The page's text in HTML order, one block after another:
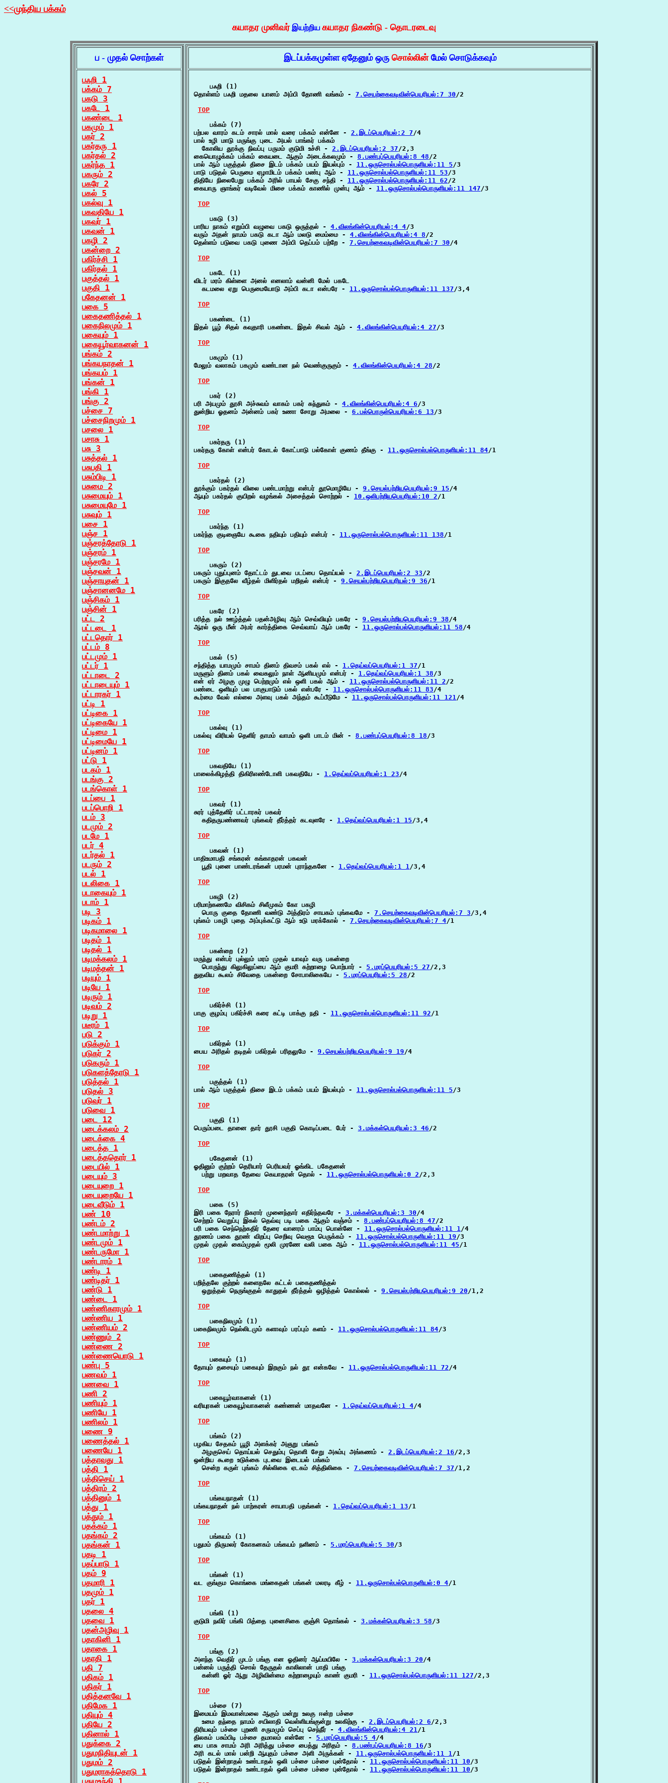
<<முந்திய பக்கம்
கயாதர முனிவர் இயற்றிய கயாதர நிகண்டு - தொடரடைவு
ப - முதல் சொற்கள்
பஃறி 1
பக்கம் 7
பகடு 3
பகடே 1
பகண்டை 1
பகமும் 1
பகர் 2
பகர்தரு 1
பகர்தல் 2
பகர்ந்த 1
பகரும் 2
பகரே 2
பகல் 5
பகல்வு 1
பகவதியே 1
பகவர் 1
பகவன் 1
பகழி 2
பகன்றை 2
பகிர்ச்சி 1
பகிர்தல் 1
பகுத்தல் 1
பகுதி 1
பகேதனன் 1
பகை 5
பகைதணித்தல் 1
பகைநிலமும் 1
பகையும் 1
பகையூர்வாகனன் 1
பங்கம் 2
பங்கயநாதன் 1
பங்கயம் 1
பங்கன் 1
பங்கி 1
பங்கு 2
பச்சை 7
பச்சைநிறமும் 1
பசலை 1
பசாசு 1
பசு 3
பசுத்தல் 1
பசுபதி 1
பசும்பிடி 1
பசுமை 2
பசுமையும் 1
பசுமையுமே 1
பசுவும் 1
பசை 1
பஞ்ச 1
பஞ்சரத்தோடு 1
பஞ்சரம் 1
பஞ்சரமே 1
பஞ்சவன் 1
பஞ்சாயுதன் 1
பஞ்சானனமே 1
பஞ்சிகம் 1
பஞ்சின் 1
பட்ட 2
பட்டடை 1
பட்டதொர் 1
பட்டம் 8
பட்டமும் 1
பட்டர் 1
பட்டாடை 2
பட்டாடையும் 1
பட்டாரகர் 1
பட்டி 1
பட்டிகை 1
பட்டிகையே 1
பட்டிமை 1
பட்டிமையே 1
பட்டினம் 1
பட்டு 1
படகம் 1
படங்கு 2
படங்கொள் 1
படப்பை 1
படப்பொறி 1
படம் 3
படமும் 2
படமே 1
படர் 4
படர்தல் 1
படரும் 2
படல் 1
படலிகை 1
படாகையும் 1
படாம் 1
படி 3
படிகம் 1
படிகமாலை 1
படிதம் 1
படிதல் 1
படிமக்கலம் 1
படிமத்தன் 1
படியும் 1
படியே 1
படிரும் 1
படிவம் 2
படிறு 1
படீரம் 1
படு 2
படுக்கும் 1
படுகர் 2
படுகரும் 1
படுகளத்தோடு 1
படுத்தல் 1
படுதல் 3
படுவர் 1
படுவை 1
படை 12
படைக்கலம் 2
படைக்கை 4
படைத்த 1
படைத்ததொர் 1
படையில் 1
படையும் 3
படையுறை 1
படையுறையே 1
படைவீடும் 1
பண் 10
பண்டம் 2
பண்டமாற்று 1
பண்டமும் 1
பண்டருமோ 1
பண்டாரம் 1
பண்டி 1
பண்டிதர் 1
பண்டு 1
பண்டை 1
பண்ணிகாரமும் 1
பண்ணிய 1
பண்ணியம் 2
பண்ணும் 2
பண்ணை 2
பண்ணையொடு 1
பண்பு 5
பணவம் 1
பணவை 1
பணி 2
பணியும் 1
பணியே 1
பணிலம் 1
பணை 9
பணைத்தல் 1
பணையே 1
பத்தாவது 1
பத்தி 1
பத்திசெய் 1
பத்திரம் 2
பத்தினும் 1
பத்து 1
பத்தும் 1
பதக்கம் 1
பதங்கம் 2
பதங்கன் 1
பதடி 1
பதப்பாடு 1
பதம் 9
பதமாரி 1
பதமும் 1
பதர் 1
பதலை 4
பதவை 1
பதன்அழிவு 1
பதாகினி 1
பதாகை 1
பதாதி 1
பதி 7
பதிகம் 1
பதிகர் 1
பதித்தனவே 1
பதிமேக 1
பதியும் 4
பதியே 2
பதினால் 1
பதுக்கை 2
பதுமநிதியுடன் 1
பதுமம் 2
பதுமராகத்தொடு 1
இடப்பக்கமுள்ள ஏதேனும் ஒரு சொல்லின் மேல் சொடுக்கவும்
    பஃறி (1)
தொள்ளம் பஃறி மதலை யானம் அம்பி தோணி வங்கம் - 7.செயற்கைவடிவின்பெயரியல்:7 30/2
TOP
    பக்கம் (7)
பற்பல வாரம் கடம் சாரல் மால் வரை பக்கம் என்னே - 2.இடப்பெயரியல்:2 7/4
பால் உழி மாடு மருங்கு புடை அயல் பாங்கர் பக்கம்
  கோலிய தூக்கு நிவப்பு பருமம் குடுமி உச்சி -
2.இடப்பெயரியல்:2 37/2,3
கையொழுக்கம் பக்கம் கையடை ஆகும் அடைக்கலமும் - 8.பண்புப்பெயரியல்:8 48/2
பால் ஆம் பகுத்தல் திசை இடம் பக்கம் பயம் இயல்பும் - 11.ஒருசொல்பல்பொருளியல்:11 5/3
பாடு படுதல் பெருமை ஏழாமிடம் பக்கம் பண்பு ஆம் - 11.ஒருசொல்பல்பொருளியல்:11 53/3
திதியே நிலைபேறு பக்கம் அரில் பாயல் சேகு சந்தி - 11.ஒருசொல்பல்பொருளியல்:11 62/2
கையாரு ஞாங்கர் வடிவேல் மிசை பக்கம் காணில் முன்பு ஆம் - 11.ஒருசொல்பல்பொருளியல்:11 147/3
TOP
    பகடு (3)
பாரிய நாகம் எறும்பி வழுவை பகடு ஒருத்தல் - 4.விலங்கின்பெயரியல்:4 4/3
வரும் அதன் நாமம் பகடு கடா ஆம் மலடு மைம்மை - 4.விலங்கின்பெயரியல்:4 8/2
தெள்ளம் படுவை பகடு புணை அம்பி தெப்பம் பற்றே - 7.செயற்கைவடிவின்பெயரியல்:7 30/4
TOP
    பகடே (1)
விடர் மரம் கிள்ளை அனல் எனலாம் வன்னி மேல் பகடே
  கடமலை ஏறு பெருமையோடு அம்பி கடா என்பரே -
11.ஒருசொல்பல்பொருளியல்:11 137/3,4
TOP
    பகண்டை (1)
இதல் பூழ் சிதல் கவுதாரி பகண்டை இதல் சிவல் ஆம் - 4.விலங்கின்பெயரியல்:4 27/3
TOP
    பகமும் (1)
மேலும் வலாகம் பகமும் வண்டான நல் வெண்குருகும் - 4.விலங்கின்பெயரியல்:4 28/2
TOP
    பகர் (2)
பரி அயமும் தூசி அச்சுவம் வாகம் பகர் கந்துகம் - 4.விலங்கின்பெயரியல்:4 6/3
துன்றிய ஓதனம் அன்னம் பகர் உணா சோறு அமலை - 6.பல்பொருள்பெயரியல்:6 13/3
TOP
    பகர்தரு (1)
பகர்தரு கோள் என்பர் கோடல் கோட்பாடு பல்கோள் குணம் தீங்கு - 11.ஒருசொல்பல்பொருளியல்:11 84/1
TOP
    பகர்தல் (2)
தூக்கும் பகர்தல் விலை பண்டமாற்று என்பர் தூமொழியே - 9.செயல்பற்றியபெயரியல்:9 15/4
ஆயும் பகர்தல் குயிறல் வழங்கல் அசைத்தல் சொற்றல் - 10.ஒலிபற்றியபெயரியல்:10 2/1
TOP
    பகர்ந்த (1)
பகர்ந்த குடிஞையே கூகை நதியும் பதியும் என்பர் - 11.ஒருசொல்பல்பொருளியல்:11 138/1
TOP
    பகரும் (2)
பகரும் புதுப்புனம் தோட்டம் துடவை படப்பை தொய்யல் - 2.இடப்பெயரியல்:2 33/2
பகரும் இகுதலே வீழ்தல் மிளிர்தல் மறிதல் என்பர் - 9.செயல்பற்றியபெயரியல்:9 36/1
TOP
    பகரே (2)
பரித்த நல் ஊழ்த்தல் பதன்அழிவு ஆம் செவ்வியும் பகரே - 9.செயல்பற்றியபெயரியல்:9 38/4
ஆரல் ஒரு மீன் அமர் கார்த்திகை செவ்வாய் ஆம் பகரே - 11.ஒருசொல்பல்பொருளியல்:11 58/4
TOP
    பகல் (5)
சந்தித்த யாமமும் சாமம் தினம் திவசம் பகல் எல் - 1.தெய்வப்பெயரியல்:1 37/1
மருளும் தினம் பகல் வைகலும் நாள் ஆனியமும் என்பர் - 1.தெய்வப்பெயரியல்:1 38/3
என் ஏர் அழகு முழு பெற்றமும் எல் ஒளி பகல் ஆம் - 11.ஒருசொல்பல்பொருளியல்:11 2/2
பண்டை ஒளியும் பல பாகுபாடும் பகல் என்பரே - 11.ஒருசொல்பல்பொருளியல்:11 83/4
கூர்மை வேல் எல்லை அளவு பகல் அந்தம் கூப்பீடுமே - 11.ஒருசொல்பல்பொருளியல்:11 121/4
TOP
    பகல்வு (1)
பகல்வு விரியல் தெளிர் தாமம் வாமம் ஒளி பாடம் மின் - 8.பண்புப்பெயரியல்:8 18/3
TOP
    பகவதியே (1)
பாலைக்கிழத்தி திகிரிஎண்டோளி பகவதியே - 1.தெய்வப்பெயரியல்:1 23/4
TOP
    பகவர் (1)
சுரர் புத்தேளிர் பட்டாரகர் பகவர்
  கதிதருபண்ணவர் புங்கவர் தீர்த்தர் கடவுளரே -
1.தெய்வப்பெயரியல்:1 15/3,4
TOP
    பகவன் (1)
பாதிஉமாபதி சங்கரன் கங்காதரன் பகவன்
  பூதி புனை பாண்டரங்கன் பரமன் புராந்தகனே -
1.தெய்வப்பெயரியல்:1 1/3,4
TOP
    பகழி (2)
பரிமாற்கணமே விசிகம் சிலீமுகம் கோ பகழி
  பொரு குதை தோணி வண்டு அத்திரம் சாயகம் புங்கவமே -
7.செயற்கைவடிவின்பெயரியல்:7 3/3,4
புங்கம் பகழி புதை அம்புக்கட்டு ஆம் உடு மரக்கோல் - 7.செயற்கைவடிவின்பெயரியல்:7 4/1
TOP
    பகன்றை (2)
மருந்து என்பர் புல்லும் மரம் முதல் யாவும் வரு பகன்றை
  பொருந்து கிலுகிலுப்பை ஆம் குமரி கற்றாழை பொற்பார் -
5.மரப்பெயரியல்:5 27/2,3
துதவிய கூலம் சிவேதை பகன்றை சோபாலிகையே - 5.மரப்பெயரியல்:5 28/2
TOP
    பகிர்ச்சி (1)
பாகு குழம்பு பகிர்ச்சி கரை கட்டி பாக்கு நதி - 11.ஒருசொல்பல்பொருளியல்:11 92/1
TOP
    பகிர்தல் (1)
பைய அரிதல் தடிதல் பகிர்தல் பரிதலுமே - 9.செயல்பற்றியபெயரியல்:9 19/4
TOP
    பகுத்தல் (1)
பால் ஆம் பகுத்தல் திசை இடம் பக்கம் பயம் இயல்பும் - 11.ஒருசொல்பல்பொருளியல்:11 5/3
TOP
    பகுதி (1)
பெரும்படை தானை தார் தூசி பகுதி கொடிப்படை பேர் - 3.மக்கள்பெயரியல்:3 46/2
TOP
    பகேதனன் (1)
ஓதினும் குற்றம் தெரியார் பெரியவர் ஓங்கிட பகேதனன்
  பற்று மறவாத தேவை கெயாதரன் தொல் -
11.ஒருசொல்பல்பொருளியல்:0 2/2,3
TOP
    பகை (5)
இரி பகை நேரார் நிகரார் முனைந்தார் எதிர்ந்தவரே - 3.மக்கள்பெயரியல்:3 30/4
செற்றம் வெறுப்பு இகல் தெவ்வு படி பகை ஆகும் வஞ்சம் - 8.பண்புப்பெயரியல்:8 47/2
பரி பகை செந்நெற்கதிர் தேரை வானரம் பாம்பு பொன்னே - 11.ஒருசொல்பல்பொருளியல்:11 1/4
தூணம் பகை தூண் விறப்பு செறிவு வெரூஉ பெருக்கம் - 11.ஒருசொல்பல்பொருளியல்:11 19/3
முதல் முதல் கைம்முதல் மூலி முரணே வலி பகை ஆம் - 11.ஒருசொல்பல்பொருளியல்:11 45/1
TOP
    பகைதணித்தல் (1)
பறித்தலே குற்றல் களைதலே கட்டல் பகைதணித்தல்
  ஒறுத்தல் நெருங்குதல் காதுதல் தீர்த்தல் ஒழித்தல் கொல்லல் -
9.செயல்பற்றியபெயரியல்:9 20/1,2
TOP
    பகைநிலமும் (1)
பகைநிலமும் நெல்லிடமும் களாவும் பரப்பும் களம் - 11.ஒருசொல்பல்பொருளியல்:11 84/3
TOP
    பகையும் (1)
தோயும் தசையும் பகையும் இறகும் நல் தூ என்கவே - 11.ஒருசொல்பல்பொருளியல்:11 72/4
TOP
    பகையூர்வாகனன் (1)
வரியுரகன் பகையூர்வாகனன் கண்ணன் மாதவனே - 1.தெய்வப்பெயரியல்:1 4/4
TOP
    பங்கம் (2)
பழகிய சேதகம் பூழி அளக்கர் அஞறு பங்கம்
  அழகுசெய் தொய்யல் செதும்பு தொளி சேறு அசும்பு அங்கணம் -
2.இடப்பெயரியல்:2 16/2,3
ஒன்றிய கூறை உடுக்கை புடவை இடையல் பங்கம்
  சென்ற கருள் புங்கம் சில்லிகை ஏடகம் சித்திலிகை -
7.செயற்கைவடிவின்பெயரியல்:7 37/1,2
TOP
    பங்கயநாதன் (1)
பங்கயநாதன் நல் பாற்கரன் சாயாபதி பதங்கன் - 1.தெய்வப்பெயரியல்:1 13/1
TOP
    பங்கயம் (1)
பதுமம் திருமலர் கோகனகம் பங்கயம் நளினம் - 5.மரப்பெயரியல்:5 30/3
TOP
    பங்கன் (1)
வட குங்கும கொங்கை மங்கைதன் பங்கன் மலரடி கீழ் - 11.ஒருசொல்பல்பொருளியல்:0 4/1
TOP
    பங்கி (1)
குடுமி நவிர் பங்கி பித்தை புனைசிகை குஞ்சி தொங்கல் - 3.மக்கள்பெயரியல்:3 58/3
TOP
    பங்கு (2)
அளந்த வெதிர் முடம் பங்கு என ஓதினர் ஆய்மயிலே - 3.மக்கள்பெயரியல்:3 20/4
பன்னல் பருத்தி சொல் தேருதல் காலிலான் பாதி பங்கு
  கன்னி ஓர் ஆறு அழிவின்மை கற்றாழையும் காண் குமரி -
11.ஒருசொல்பல்பொருளியல்:11 127/2,3
TOP
    பச்சை (7)
இமையம் இமவான்மலை ஆகும் மன்று உலகு ஈன்ற பச்சை
  உமை தந்தை நாமம் சயிலாதி வெள்ளியங்குன்று உலகிற்கு -
2.இடப்பெயரியல்:2 6/2,3
திரியவும் பச்சை புறணி சருமமும் செப்பு செந்நீர் - 4.விலங்கின்பெயரியல்:4 21/1
திலகம் பசும்பிடி பச்சை தமாலம் என்னே - 5.மரப்பெயரியல்:5 4/4
பை பாசு சாமம் அரி அரித்து பச்சை பைத்து அரிதம் - 8.பண்புப்பெயரியல்:8 16/3
அரி கடல் மால் பன்றி ஆயுதம் பச்சை அளி அருக்கன் - 11.ஒருசொல்பல்பொருளியல்:11 1/1
படுதல் இன்றாதல் உண்டாதல் ஒலி பச்சை பச்சை புன்தோல் - 11.ஒருசொல்பல்பொருளியல்:11 10/3
படுதல் இன்றாதல் உண்டாதல் ஒலி பச்சை பச்சை புன்தோல் - 11.ஒருசொல்பல்பொருளியல்:11 10/3